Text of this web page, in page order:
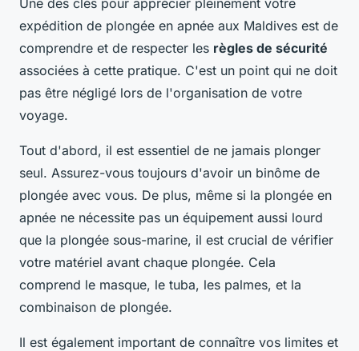
expédition de plongée en apnée aux Maldives est de
comprendre et de respecter les règles de sécurité
associées à cette pratique. C'est un point qui ne doit
pas être négligé lors de l'organisation de votre
voyage.
Tout d'abord, il est essentiel de ne jamais plonger
seul. Assurez-vous toujours d'avoir un binôme de
plongée avec vous. De plus, même si la plongée en
apnée ne nécessite pas un équipement aussi lourd
que la plongée sous-marine, il est crucial de vérifier
votre matériel avant chaque plongée. Cela
comprend le masque, le tuba, les palmes, et la
combinaison de plongée.
Il est également important de connaître vos limites et